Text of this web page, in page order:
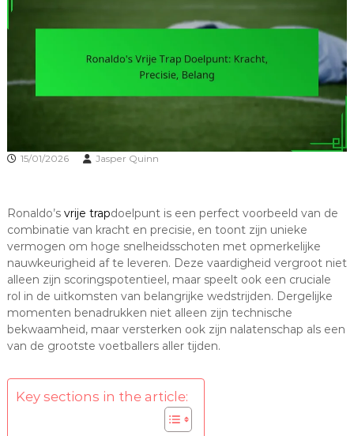
15/01/2026 Jasper Quinn
Ronaldo’s vrije trapdoelpunt is een perfect voorbeeld van de
combinatie van kracht en precisie, en toont zijn unieke
vermogen om hoge snelheidsschoten met opmerkelijke
nauwkeurigheid af te leveren. Deze vaardigheid vergroot niet
alleen zijn scoringspotentieel, maar speelt ook een cruciale
rol in de uitkomsten van belangrijke wedstrijden. Dergelijke
momenten benadrukken niet alleen zijn technische
bekwaamheid, maar versterken ook zijn nalatenschap als een
van de grootste voetballers aller tijden.
Key sections in the article: